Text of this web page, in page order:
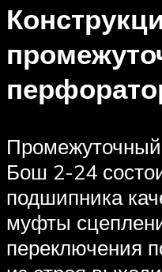
Бош 2-24
подшипника
муфты
переключения